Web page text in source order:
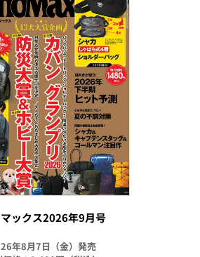
ックス2026年9月号
年8月7日（金）発売